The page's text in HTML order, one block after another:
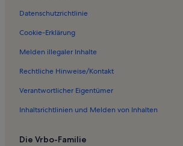
Ferienwohnungen in Hemmelsdorf
Ferienwohnungen in Schürsdorf
Datenschutzrichtlinie
Cookie-Erklärung
Melden illegaler Inhalte
Rechtliche Hinweise/Kontakt
Verantwortlicher Eigentümer
Inhaltsrichtlinien und Melden von Inhalten
Die Vrbo-Familie